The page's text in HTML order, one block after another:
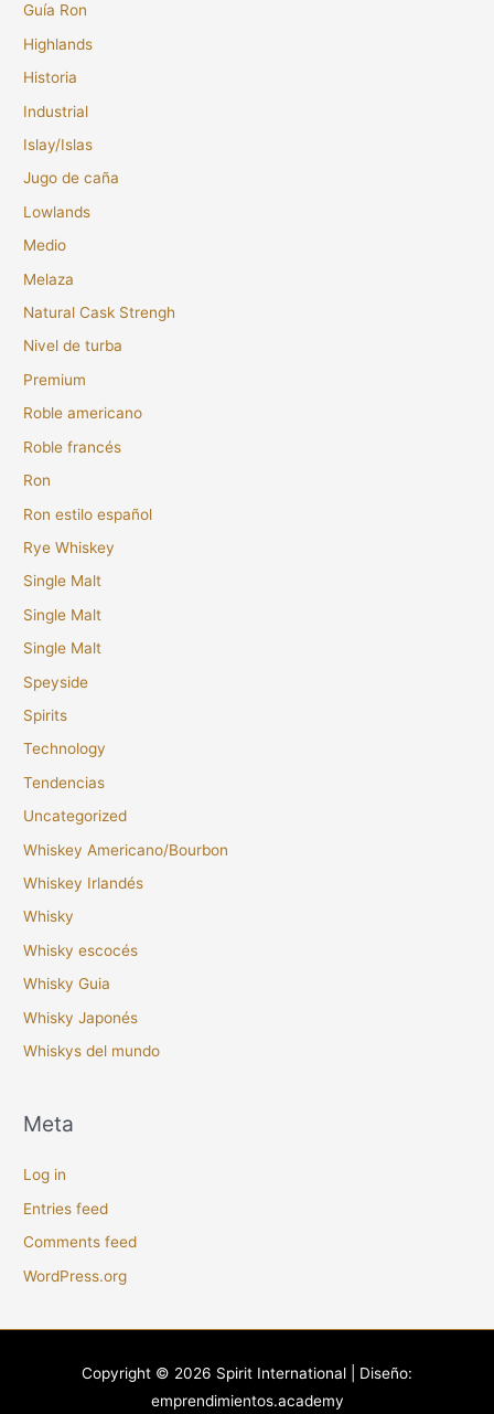
Guía Ron
Highlands
Historia
Industrial
Islay/Islas
Jugo de caña
Lowlands
Medio
Melaza
Natural Cask Strengh
Nivel de turba
Premium
Roble americano
Roble francés
Ron
Ron estilo español
Rye Whiskey
Single Malt
Single Malt
Single Malt
Speyside
Spirits
Technology
Tendencias
Uncategorized
Whiskey Americano/Bourbon
Whiskey Irlandés
Whisky
Whisky escocés
Whisky Guia
Whisky Japonés
Whiskys del mundo
Meta
Log in
Entries feed
Comments feed
WordPress.org
Copyright © 2026 Spirit International | Diseño:
emprendimientos.academy